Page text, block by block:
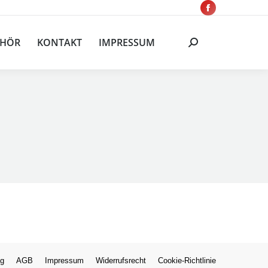
Facebook
KONTAKT IMPRESSUM Search:
AGB Impressum Widerrufsrecht Cookie-Richtlinie
ZUBEHÖR KONTAKT
Search: